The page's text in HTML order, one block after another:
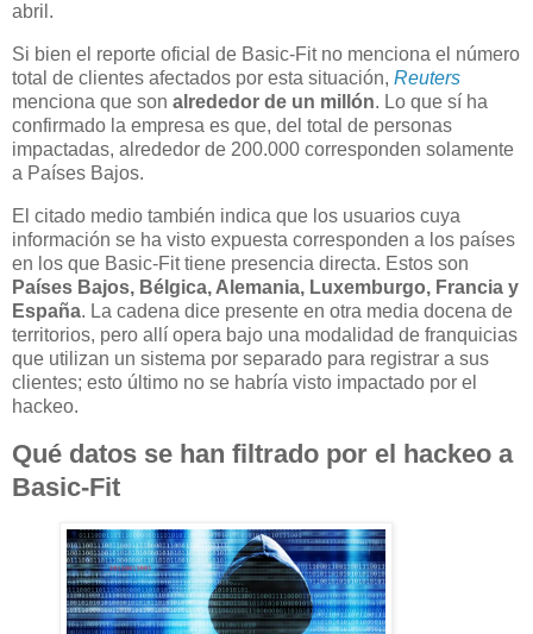
abril.
Si bien el reporte oficial de Basic-Fit no menciona el número
total de clientes afectados por esta situación, Reuters
menciona que son alrededor de un millón. Lo que sí ha
confirmado la empresa es que, del total de personas
impactadas, alrededor de 200.000 corresponden solamente
a Países Bajos.
El citado medio también indica que los usuarios cuya
información se ha visto expuesta corresponden a los países
en los que Basic-Fit tiene presencia directa. Estos son
Países Bajos, Bélgica, Alemania, Luxemburgo, Francia y
España. La cadena dice presente en otra media docena de
territorios, pero allí opera bajo una modalidad de franquicias
que utilizan un sistema por separado para registrar a sus
clientes; esto último no se habría visto impactado por el
hackeo.
Qué datos se han filtrado por el hackeo a
Basic-Fit